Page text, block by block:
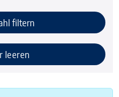
filtern
leeren